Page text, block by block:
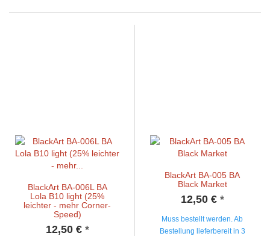
BlackArt BA-006L BA
Lola B10 light (25%
leichter - mehr Corner-
Speed)
12,50 € *
BlackArt BA-005 BA
Black Market
12,50 € *
Muss bestellt werden. Ab
Bestellung lieferbereit in 3